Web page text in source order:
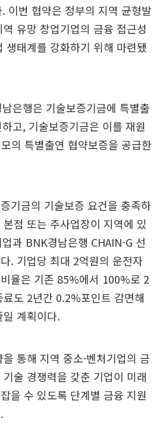
이번 협약은 정부의 지역 균형발
유망 창업기업의 금융 접근성
생태계를 강화하기 위해 마련됐
은행은 기술보증기금에 특별출
고, 기술보증기금은 이를 재원
의 특별출연 협약보증을 공급한
기금의 기술보증 요건을 충족하
점 또는 주사업장이 지역에 있
과 BNK경남은행 CHAIN-G 선
. 기업당 최대 2억원의 운전자
율은 기존 85%에서 100%로 2
도 2년간 0.2%포인트 감면해
계획이다.
통해 지역 중소·벤처기업의 금
술 경쟁력을 갖춘 기업이 미래
을 수 있도록 단계별 금융 지원